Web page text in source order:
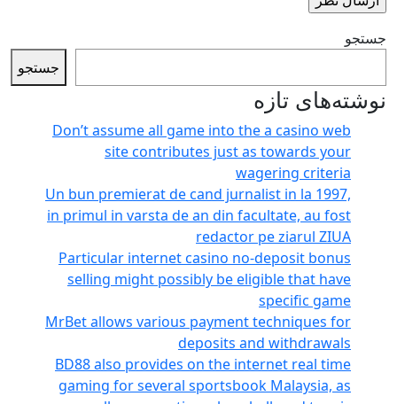
Don’t assume all game into the a
site contributes just as
Un bun premierat de cand jurnalist
in primul in varsta de an din
redactor pe
Particular internet casino no-
selling might possibly be eligible
MrBet allows various payment
deposits and
BD88 also provides on the internet
gaming for several sportsbook